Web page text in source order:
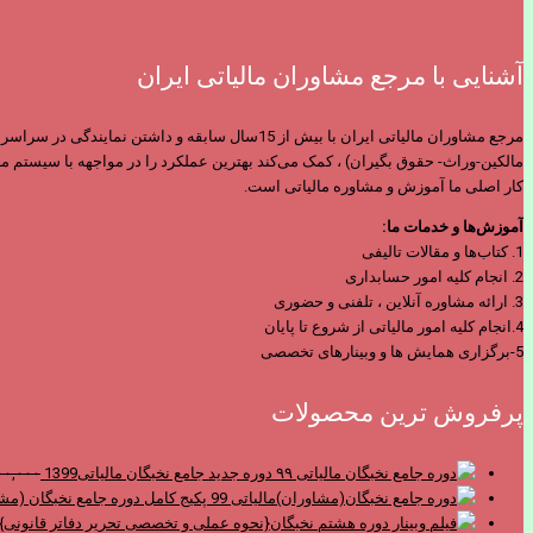
آشنایی با مرجع مشاوران مالیاتی ایران
مرجع مشاوران مالیاتی ایران با بیش از
مالکین-وراث- حقوق بگیران) ، کمک می‌کند بهترین عملکرد را در مواجهه با سیستم
کار اصلی ما آموزش و مشاوره مالیاتی است.
آموزش‌ها و خدمات ما:
1. کتاب‌ها و مقالات تالیفی
2. انجام کلیه امور حسابداری
3. ارائه مشاوره آنلاین ، تلفنی و حضوری
4.انجام کلیه امور مالیاتی از شروع تا پایان
5-برگزاری همایش ها و وبینارهای تخصصی
پرفروش ترین محصولات
دوره جدید جامع نخبگان مالیاتی1399
پکیج کامل دوره جامع نخبگان